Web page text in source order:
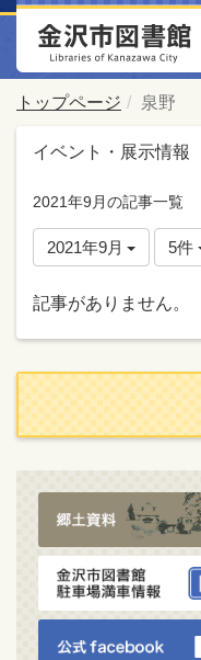
トップページ 泉野
イベント・展示情報
2021年9月の記事一覧
2021年9月 5件
記事がありません。